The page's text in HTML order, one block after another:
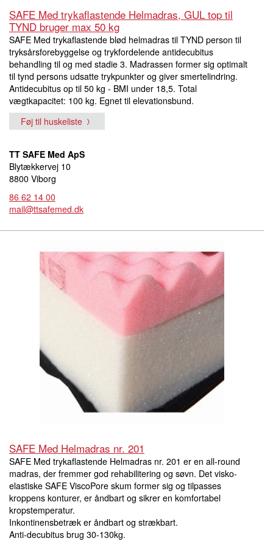
SAFE Med trykaflastende Helmadras, GUL top til
TYND bruger max 50 kg
SAFE Med trykaflastende blød helmadras til TYND person til
tryksårsforebyggelse og trykfordelende antidecubitus
behandling til og med stadie 3. Madrassen former sig optimalt
til tynd persons udsatte trykpunkter og giver smertelindring.
Antidecubitus op til 50 kg - BMI under 18,5. Total
vægtkapacitet: 100 kg. Egnet til elevationsbund.
Føj til huskeliste
TT SAFE Med ApS
Blytækkervej 10
8800 Viborg
86 62 14 00
mail@ttsafemed.dk
SAFE Med Helmadras nr. 201
SAFE Med trykaflastende Helmadras nr. 201 er en all-round
madras, der fremmer god rehabilitering og søvn. Det visko-
elastiske SAFE ViscoPore skum former sig og tilpasses
kroppens konturer, er åndbart og sikrer en komfortabel
kropstemperatur.
Inkontinensbetræk er åndbart og strækbart.
Anti-decubitus brug 30-130kg.